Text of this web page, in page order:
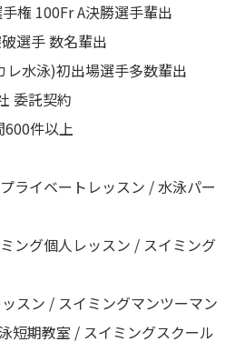
権 100Fr A決勝選手輩出
選手 数名輩出
水泳)初出場選手多数輩出
委託契約
件以上
ライベートレッスン / 水泳パー
ング個人レッスン / スイミング
スン / スイミングマンツーマン
短期教室 / スイミングスクール